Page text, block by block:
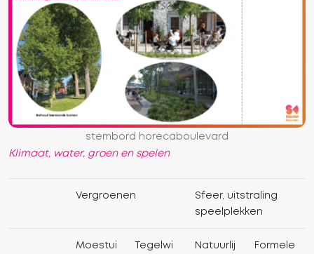
stembord horecaboulevard
Klimaat, water, groen en spelen
Vergroenen
Sfeer, uitstraling
speelplekken
Moestui
Tegelwi
Natuurlij
Formele